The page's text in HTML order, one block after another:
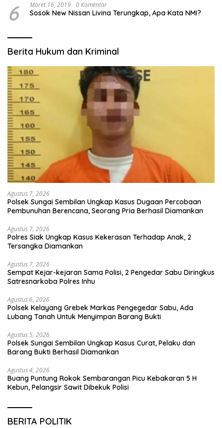
6 Maret 16, 2019 0 Komentar
Sosok New Nissan Livina Terungkap, Apa Kata NMI?
Berita Hukum dan Kriminal
Agustus 7, 2026
Polsek Sungai Sembilan Ungkap Kasus Dugaan Percobaan
Pembunuhan Berencana, Seorang Pria Berhasil Diamankan
Agustus 7, 2026
Polres Siak Ungkap Kasus Kekerasan Terhadap Anak, 2
Tersangka Diamankan
Agustus 7, 2026
Sempat Kejar-kejaran Sama Polisi, 2 Pengedar Sabu Diringkus
Satresnarkoba Polres Inhu
Agustus 6, 2026
Polsek Kelayang Grebek Markas Pengegedar Sabu, Ada
Lubang Tanah Untuk Menyimpan Barang Bukti
Agustus 5, 2026
Polsek Sungai Sembilan Ungkap Kasus Curat, Pelaku dan
Barang Bukti Berhasil Diamankan
Agustus 4, 2026
Buang Puntung Rokok Sembarangan Picu Kebakaran 5 H
Kebun, Pelangsir Sawit Dibekuk Polisi
BERITA POLITIK